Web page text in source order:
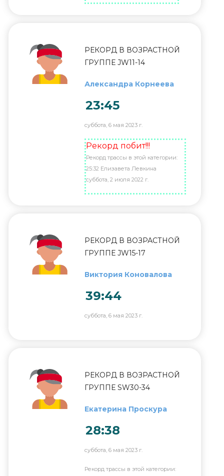
РЕКОРД В ВОЗРАСТНОЙ
ГРУППЕ JW11-14
Александра Корнеева
23:45
суббота, 6 мая 2023 г.
Рекорд побит!!!
Рекорд трассы в этой категории:
25:32 Елизавета Левкина
суббота, 2 июля 2022 г.
РЕКОРД В ВОЗРАСТНОЙ
ГРУППЕ JW15-17
Виктория Коновалова
39:44
суббота, 6 мая 2023 г.
РЕКОРД В ВОЗРАСТНОЙ
ГРУППЕ SW30-34
Екатерина Проскура
28:38
суббота, 6 мая 2023 г.
Рекорд трассы в этой категории: